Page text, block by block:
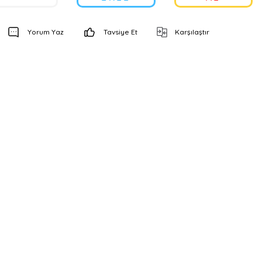
Yorum Yaz Tavsiye Et Karşılaştır